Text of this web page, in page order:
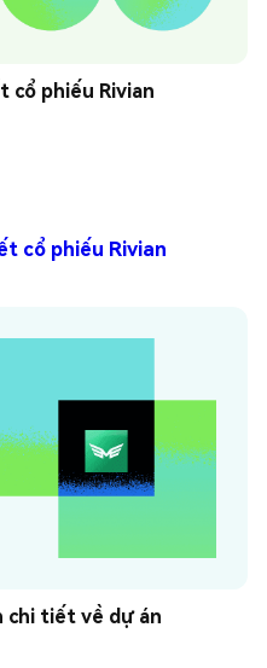
cổ phiếu Rivian
cổ phiếu Rivian
chi tiết về dự án